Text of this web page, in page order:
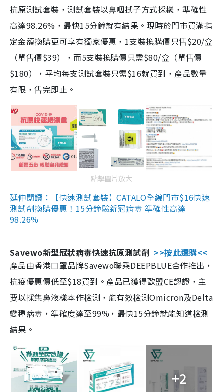
抗原測試套裝，測試套裝以鼻咽拭子方式採樣，準確性
高達98.26%，最快15分鐘就有結果。現時於門市買滿指
定金額換購更可享有獨家優惠，1支裝換購價只售$20/盒
（單售價$39），而5支裝換購價只需$80/盒（單售價
$180），平均每支測試套裝只需$16就買到，產品數量
有限，售完即止。
點擊圖片放大
延伸閱讀：【快速測試套裝】CATALO全線門市$16快速
測試劑換購優惠！15分鐘驗新冠病毒 準確性高達
98.26%
Savewo新型冠狀病毒快速抗原測試劑 >>按此選購<<
產品由香港口罩品牌Savewo聯乘DEEPBLUE合作推出，
抗疫優惠價低至$18買到。產品已獲得歐盟CE認證，主
要以採集鼻液樣本作檢測，能有效檢測Omicron及Delta
變種病毒，準確度達至99%，最快15分鐘就能知道檢測
結果。
+2